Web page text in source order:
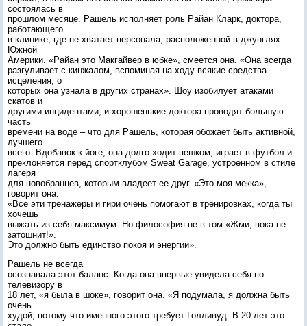
состоялась в
прошлом месяце. Рашель исполняет роль Райан Кларк, доктора,
работающего
в клинике, где не хватает персонала, расположенной в джунглях
Южной
Америки. «Райан это Макгайвер в юбке», смеется она. «Она всегда
разгуливает с кинжалом, вспоминая на ходу всякие средства
исцеления, о
которых она узнала в других странах». Шоу изобилует атаками
скатов и
другими инцидентами, и хорошенькие доктора проводят большую
часть
времени на воде – что для Рашель, которая обожает быть активной,
лучшего
всего. Вдобавок к йоге, она долго ходит пешком, играет в футбол и
преклоняется перед спортклубом Sweat Garage, устроенном в стиле
лагеря
для новобранцев, которым владеет ее друг. «Это моя мекка»,
говорит она.
«Все эти тренажеры и гири очень помогают в тренировках, когда ты
хочешь
выжать из себя максимум. Но философия не в том «Жми, пока не
затошнит!».
Это должно быть единство покоя и энергии».
Рашель не всегда
осознавала этот баланс. Когда она впервые увидела себя по
телевизору в
18 лет, «я была в шоке», говорит она. «Я подумала, я должна быть
очень
худой, потому что именного этого требует Голливуд. В 20 лет это